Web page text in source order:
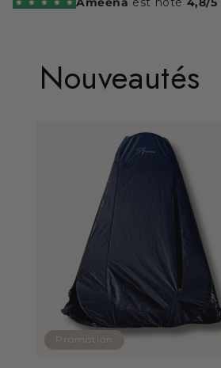
Nouveautés
Promotion